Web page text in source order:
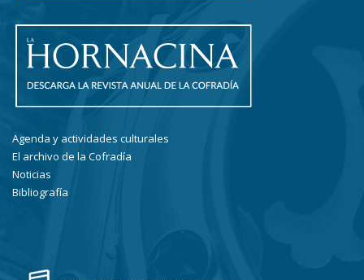
Agenda y actividades culturales
El archivo de la Cofradía
Noticias
Bibliografía